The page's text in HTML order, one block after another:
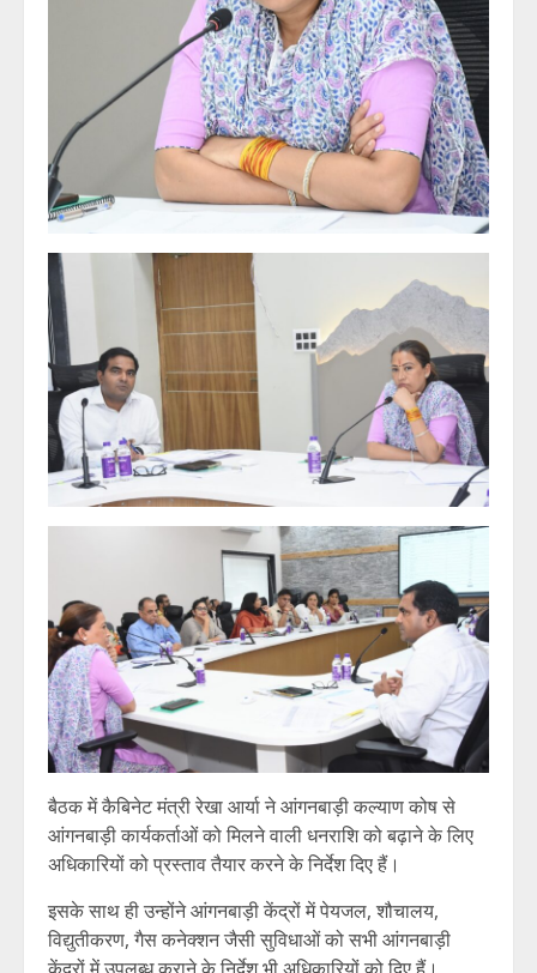
बैठक में कैबिनेट मंत्री रेखा आर्या ने आंगनबाड़ी कल्याण कोष से
आंगनबाड़ी कार्यकर्ताओं को मिलने वाली धनराशि को बढ़ाने के लिए
अधिकारियों को प्रस्ताव तैयार करने के निर्देश दिए हैं।
इसके साथ ही उन्होंने आंगनबाड़ी केंद्रों में पेयजल, शौचालय,
विद्युतीकरण, गैस कनेक्शन जैसी सुविधाओं को सभी आंगनबाड़ी